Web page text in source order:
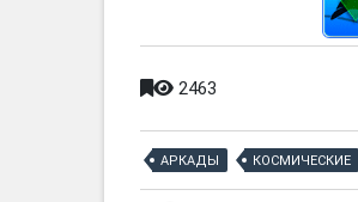
2463
АРКАДЫ КОСМИЧЕСКИЕ